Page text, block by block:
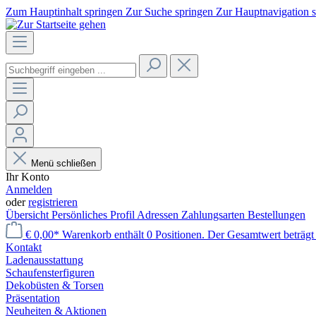
Zum Hauptinhalt springen Zur Suche springen Zur Hauptnavigation
Menü schließen
Ihr Konto
Anmelden
oderregistrieren
Übersicht Persönliches Profil Adressen Zahlungsarten Bestellungen
€ 0,00* Warenkorb enthält 0 Positionen. Der Gesamtwert
Kontakt
Laden­ausstattung
Schaufenster­figuren
Dekobüsten & Torsen
Präsentation
Neuheiten & Aktionen